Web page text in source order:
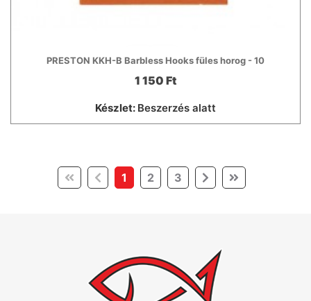
PRESTON KKH-B Barbless Hooks füles horog - 10
1 150 Ft
Készlet: Beszerzés alatt
1 (current)
2 3